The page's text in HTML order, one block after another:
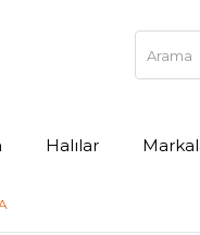
Halılar